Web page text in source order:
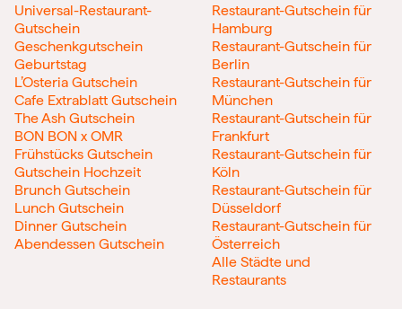
Universal-Restaurant-
Gutschein
Geschenkgutschein
Geburtstag
L’Osteria Gutschein
Cafe Extrablatt Gutschein
The Ash Gutschein
BON BON x OMR
Frühstücks Gutschein
Gutschein Hochzeit
Brunch Gutschein
Lunch Gutschein
Dinner Gutschein
Abendessen Gutschein
Restaurant-Gutschein für
Hamburg
Restaurant-Gutschein für
Berlin
Restaurant-Gutschein für
München
Restaurant-Gutschein für
Frankfurt
Restaurant-Gutschein für
Köln
Restaurant-Gutschein für
Düsseldorf
Restaurant-Gutschein für
Österreich
Alle Städte und
Restaurants